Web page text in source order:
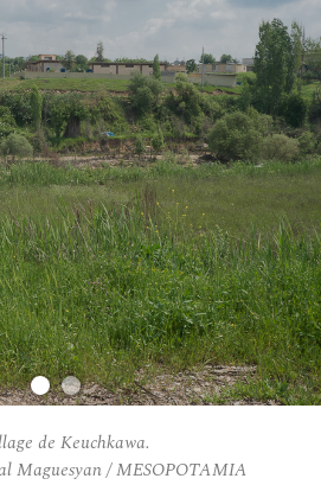
de Keuchkawa.
Maguesyan / MESOPOTAMIA